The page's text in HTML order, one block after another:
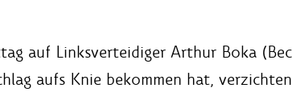
auf Linksverteidiger Arthur Boka
aufs Knie bekommen hat,